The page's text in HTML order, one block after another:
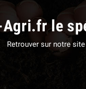
Agri.fr le
Retrouver sur notre